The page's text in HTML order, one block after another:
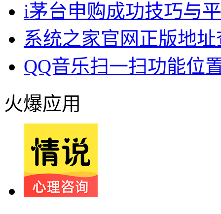
i茅台申购成功技巧与
系统之家官网正版地
QQ音乐扫一扫功能位
火爆应用